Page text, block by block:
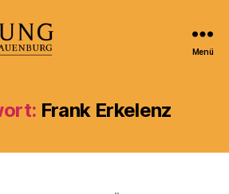
Menü
Frank Erkelenz